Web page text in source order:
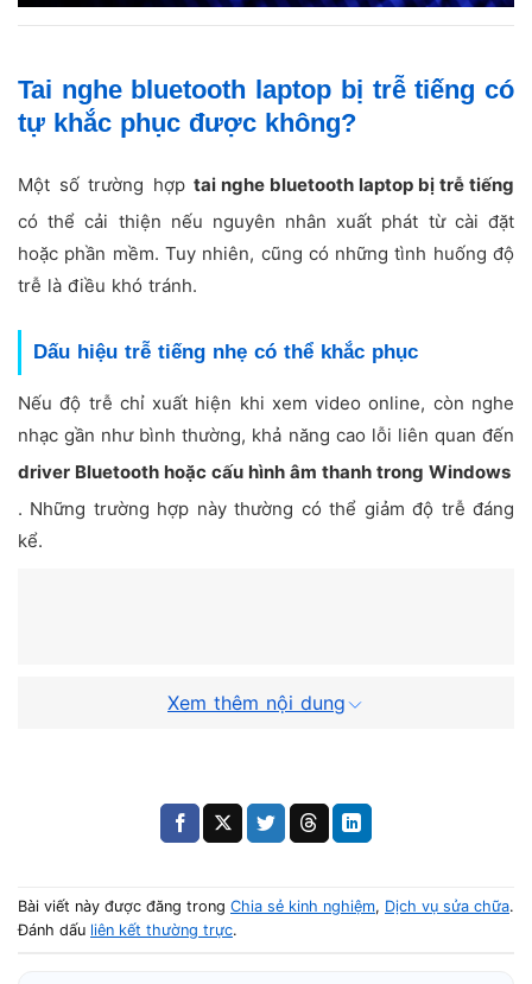
Tai nghe bluetooth laptop bị trễ tiếng có
tự khắc phục được không?
Một số trường hợp tai nghe bluetooth laptop bị trễ tiếng
có thể cải thiện nếu nguyên nhân xuất phát từ cài đặt
hoặc phần mềm. Tuy nhiên, cũng có những tình huống độ
trễ là điều khó tránh.
Dấu hiệu trễ tiếng nhẹ có thể khắc phục
Nếu độ trễ chỉ xuất hiện khi xem video online, còn nghe
nhạc gần như bình thường, khả năng cao lỗi liên quan đến
driver Bluetooth hoặc cấu hình âm thanh trong Windows
. Những trường hợp này thường có thể giảm độ trễ đáng
kể.
Xem thêm nội dung
Bài viết này được đăng trong Chia sẻ kinh nghiệm, Dịch vụ sửa chữa.
Đánh dấu liên kết thường trực.